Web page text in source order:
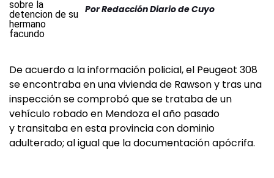
PorRedacción Diario de Cuyo
De acuerdo a la información policial, el Peugeot 308
se encontraba en una vivienda de Rawson y tras una
inspección se comprobó que se trataba de un
vehículo robado en Mendoza el año pasado
y transitaba en esta provincia con dominio
adulterado; al igual que la documentación apócrifa.